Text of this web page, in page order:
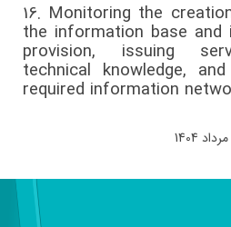
16. Monitoring the
the information base and
provision, issuing
technical knowledge,
required information